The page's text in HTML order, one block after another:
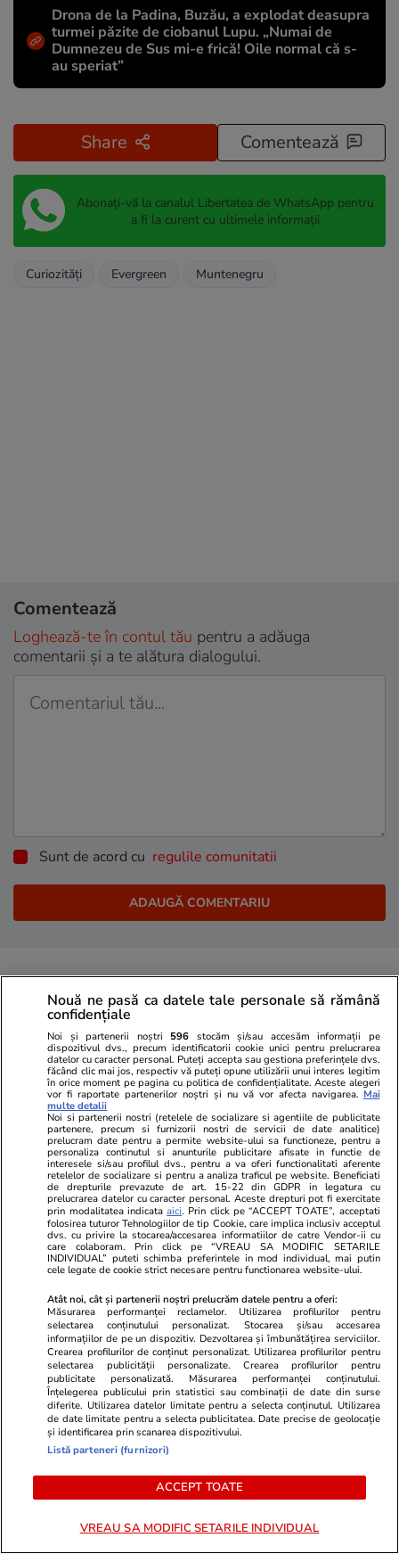
Drona de la Padina, Buzău, a explodat deasupra
turmei păzite de ciobanul Lupu. „Numai de
Dumnezeu de Sus mi-e frică! Oile normal că s-
au speriat”
Share Comentează
Abonați-vă la canalul Libertatea de WhatsApp pentru
a fi la curent cu ultimele informații
Curiozități Evergreen Muntenegru
Comentează
Loghează-te în contul tău pentru a adăuga
comentarii și a te alătura dialogului.
Sunt de acord cu regulile comunitatii
PARTENERI
Viva.ro
Informația de ultim moment, de
la vârful țării, face acum înconjurul
Nimeni nu credea că se va ajunge
până aici, dar iată-ne, dragi
cetățeni. Breaking news, Sorin
Grindeanu tocmai a făcut anunțul
Unica.ro
Divorț la
Incredibil
rău când
GSP
Nouă ne pasă ca datele tale personale să rămână
confidențiale
Noi și partenerii noștri 596 stocăm și/sau accesăm informații pe
dispozitivul dvs., precum identificatorii cookie unici pentru prelucrarea
datelor cu caracter personal. Puteți accepta sau gestiona preferințele dvs.
făcând clic mai jos, respectiv vă puteți opune utilizării unui interes legitim
în orice moment pe pagina cu politica de confidențialitate. Aceste alegeri
vor fi raportate partenerilor noștri și nu vă vor afecta navigarea. Mai
multe detalii
Noi si partenerii nostri (retelele de socializare si agentiile de publicitate
partenere, precum si furnizorii nostri de servicii de date analitice)
prelucram date pentru a permite website-ului sa functioneze, pentru a
personaliza continutul si anunturile publicitare afisate in functie de
interesele si/sau profilul dvs., pentru a va oferi functionalitati aferente
retelelor de socializare si pentru a analiza traficul pe website. Beneficiati
de drepturile prevazute de art. 15-22 din GDPR in legatura cu
prelucrarea datelor cu caracter personal. Aceste drepturi pot fi exercitate
prin modalitatea indicataaici. Prin click pe “ACCEPT TOATE”, acceptati
folosirea tuturor Tehnologiilor de tip Cookie, care implica inclusiv acceptul
dvs. cu privire la stocarea/accesarea informatiilor de catre Vendor-ii cu
care colaboram. Prin click pe “VREAU SA MODIFIC SETARILE
INDIVIDUAL” puteti schimba preferintele in mod individual, mai putin
cele legate de cookie strict necesare pentru functionarea website-ului.
Atât noi, cât și partenerii noștri prelucrăm datele pentru a oferi:
Măsurarea performanței reclamelor. Utilizarea profilurilor pentru
selectarea conținutului personalizat. Stocarea și/sau accesarea
informațiilor de pe un dispozitiv. Dezvoltarea și îmbunătățirea serviciilor.
Crearea profilurilor de conținut personalizat. Utilizarea profilurilor pentru
selectarea publicității personalizate. Crearea profilurilor pentru
publicitate personalizată. Măsurarea performanței conținutului.
Înțelegerea publicului prin statistici sau combinații de date din surse
diferite. Utilizarea datelor limitate pentru a selecta conținutul. Utilizarea
de date limitate pentru a selecta publicitatea. Date precise de geolocație
și identificarea prin scanarea dispozitivului.
Listă parteneri (furnizori)
ACCEPT TOATE
VREAU SA MODIFIC SETARILE INDIVIDUAL